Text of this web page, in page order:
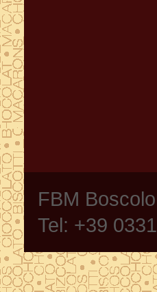
FBM
Tel: +39